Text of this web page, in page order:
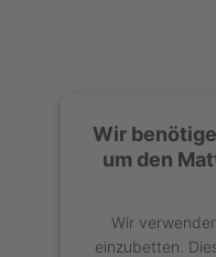
Wir
um den
Wir
einzubetten.